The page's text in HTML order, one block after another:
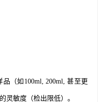
（如100ml, 200ml, 甚至更
灵敏度（检出限低）。